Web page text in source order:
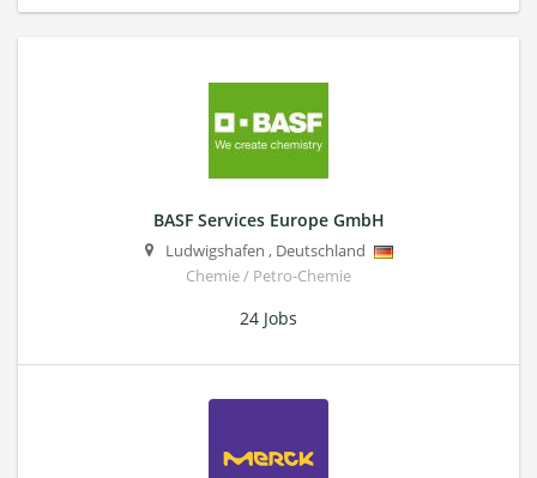
BASF Services Europe GmbH
Ludwigshafen , Deutschland
Chemie / Petro-Chemie
24 Jobs